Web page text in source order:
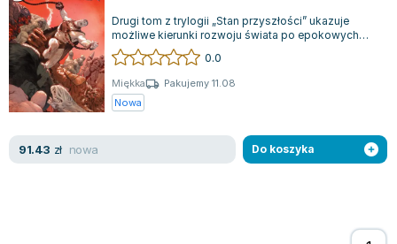
Jan Piński
Zygmunt Freud
Agata Passent
Michel Moran
Maciej Orłoś
Katarzyna Miller
Drugi tom z trylogii „Stan przyszłości” ukazuje
możliwe kierunki rozwoju świata po epokowych
zmianach wywołanych przez „Batman: De...
0.0
Miękka
Pakujemy 11.08
Nowa
91.43 zł nowa Do koszyka